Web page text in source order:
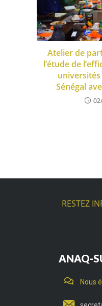
Atelier de
l’étude de
Sénégal
RESTEZ
ANAQ-
Nous